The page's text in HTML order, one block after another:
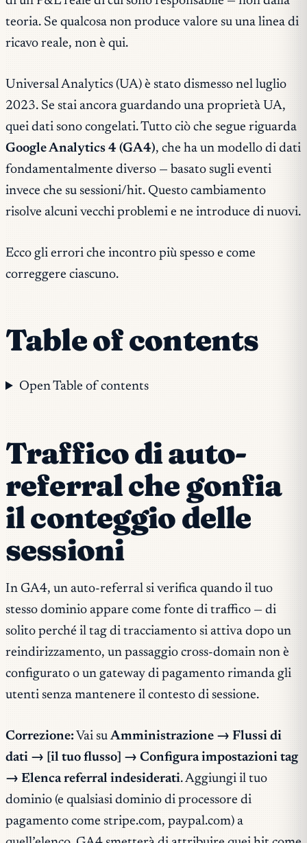
teoria. Se qualcosa non produce valore su una linea di
ricavo reale, non è qui.
Universal Analytics (UA) è stato dismesso nel luglio
2023. Se stai ancora guardando una proprietà UA,
quei dati sono congelati. Tutto ciò che segue riguarda
Google Analytics 4 (GA4), che ha un modello di dati
fondamentalmente diverso — basato sugli eventi
invece che su sessioni/hit. Questo cambiamento
risolve alcuni vecchi problemi e ne introduce di nuovi.
Ecco gli errori che incontro più spesso e come
correggere ciascuno.
Table of contents
Open Table of contents
Traffico di auto-
referral che gonfia
il conteggio delle
sessioni
In GA4, un auto-referral si verifica quando il tuo
stesso dominio appare come fonte di traffico — di
solito perché il tag di tracciamento si attiva dopo un
reindirizzamento, un passaggio cross-domain non è
configurato o un gateway di pagamento rimanda gli
utenti senza mantenere il contesto di sessione.
Correzione: Vai su Amministrazione → Flussi di
dati → [il tuo flusso] → Configura impostazioni tag
→ Elenca referral indesiderati. Aggiungi il tuo
dominio (e qualsiasi dominio di processore di
pagamento come stripe.com, paypal.com) a